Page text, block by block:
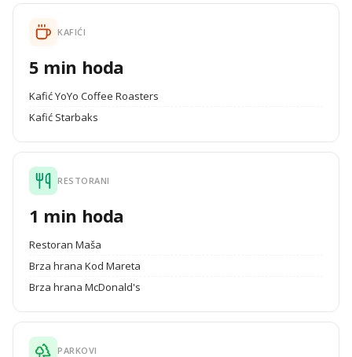
KAFIĆI
5 min hoda
Kafić YoYo Coffee Roasters
Kafić Starbaks
RESTORANI
1 min hoda
Restoran Maša
Brza hrana Kod Mareta
Brza hrana McDonald's
PARKOVI